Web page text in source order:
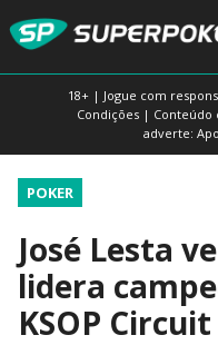
18+ | Jogue com
Condições |
adverte:
POKER
José Lesta
lidera
KSOP